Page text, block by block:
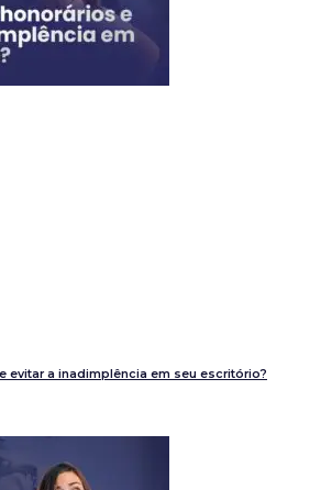
evitar a inadimplência em seu escritório?